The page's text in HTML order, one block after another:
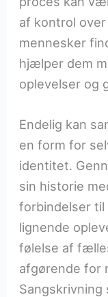
af kontrol
mennesker
hjælper dem
oplevelser og
Endelig kan
en form for
identitet.
sin historie
forbindelser til
lignende
følelse af
afgørende for